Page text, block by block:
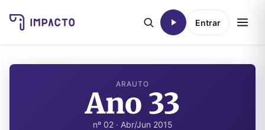
Entrar
ARAUTO
Ano 33
nº 02 · Abr/Jun 2015